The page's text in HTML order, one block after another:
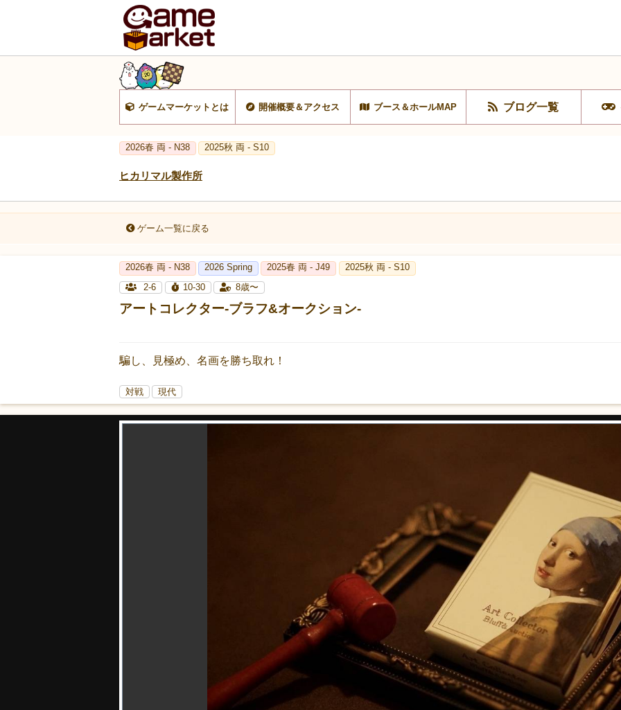
ゲームマーケットとは 開催概要＆アクセス ブース＆ホールMAP ブログ一覧
2026春 両 - N38 2025秋 両 - S10
ヒカリマル製作所
ゲーム一覧に戻る
2026春 両 - N38 2026 Spring 2025春 両 - J49
2025秋 両 - S10
2-6
10-30 8歳〜
アートコレクター-ブラフ&オークション-
騙し、見極め、名画を勝ち取れ！
対戦 現代